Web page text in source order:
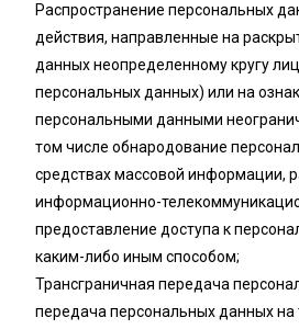
Распространение персональных
действия, направленные на
данных неопределенному кругу
персональных данных) или на
персональными данными
том числе обнародование
средствах массовой информации,
информационно-
предоставление доступа к
каким-либо иным способом;
Трансграничная передача
передача персональных данных на